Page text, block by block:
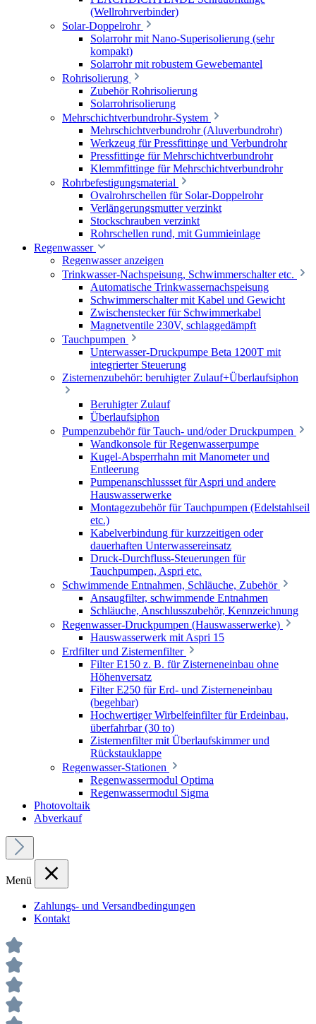
(Wellrohrverbinder)
Solar-Doppelrohr
Solarrohr mit Nano-Superisolierung (sehr
kompakt)
Solarrohr mit robustem Gewebemantel
Rohrisolierung
Zubehör Rohrisolierung
Solarrohrisolierung
Mehrschichtverbundrohr-System
Mehrschichtverbundrohr (Aluverbundrohr)
Werkzeug für Pressfittinge und Verbundrohr
Pressfittinge für Mehrschichtverbundrohr
Klemmfittinge für Mehrschichtverbundrohr
Rohrbefestigungsmaterial
Ovalrohrschellen für Solar-Doppelrohr
Verlängerungsmutter verzinkt
Stockschrauben verzinkt
Rohrschellen rund, mit Gummieinlage
Regenwasser
Regenwasser anzeigen
Trinkwasser-Nachspeisung, Schwimmerschalter etc.
Automatische Trinkwassernachspeisung
Schwimmerschalter mit Kabel und Gewicht
Zwischenstecker für Schwimmerkabel
Magnetventile 230V, schlaggedämpft
Tauchpumpen
Unterwasser-Druckpumpe Beta 1200T mit
integrierter Steuerung
Zisternenzubehör: beruhigter Zulauf+Überlaufsiphon
Beruhigter Zulauf
Überlaufsiphon
Pumpenzubehör für Tauch- und/oder Druckpumpen
Wandkonsole für Regenwasserpumpe
Kugel-Absperrhahn mit Manometer und
Entleerung
Pumpenanschlussset für Aspri und andere
Hauswasserwerke
Montagezubehör für Tauchpumpen (Edelstahlseil
etc.)
Kabelverbindung für kurzzeitigen oder
dauerhaften Unterwassereinsatz
Druck-Durchfluss-Steuerungen für
Tauchpumpen, Aspri etc.
Schwimmende Entnahmen, Schläuche, Zubehör
Ansaugfilter, schwimmende Entnahmen
Schläuche, Anschlusszubehör, Kennzeichnung
Regenwasser-Druckpumpen (Hauswasserwerke)
Hauswasserwerk mit Aspri 15
Erdfilter und Zisternenfilter
Filter E150 z. B. für Zisterneneinbau ohne
Höhenversatz
Filter E250 für Erd- und Zisterneneinbau
(begehbar)
Hochwertiger Wirbelfeinfilter für Erdeinbau,
überfahrbar (30 to)
Zisternenfilter mit Überlaufskimmer und
Rückstauklappe
Regenwasser-Stationen
Regenwassermodul Optima
Regenwassermodul Sigma
Photovoltaik
Abverkauf
Menü
Zahlungs- und Versandbedingungen
Kontakt